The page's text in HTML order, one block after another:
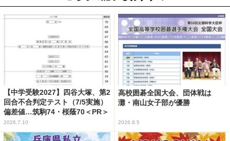
【中学受験2027】四谷大塚、第2
回合不合判定テスト（7/5実施）
偏差値…筑駒74・桜蔭70＜PR＞
2026.7.10
高校囲碁全国大会、団体戦は
灘・南山女子部が優勝
2026.8.5